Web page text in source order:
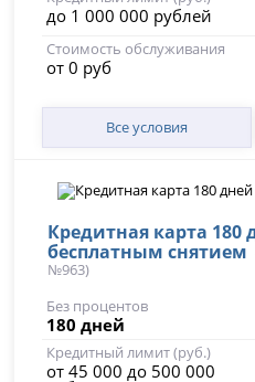
до 1 000 000 рублей
Стоимость обслуживания
от 0 руб
Все условия
Кредитная карта 180
бесплатным снятием
№963)
Без процентов
180 дней
Кредитный лимит (руб.)
от 45 000 до 500 000